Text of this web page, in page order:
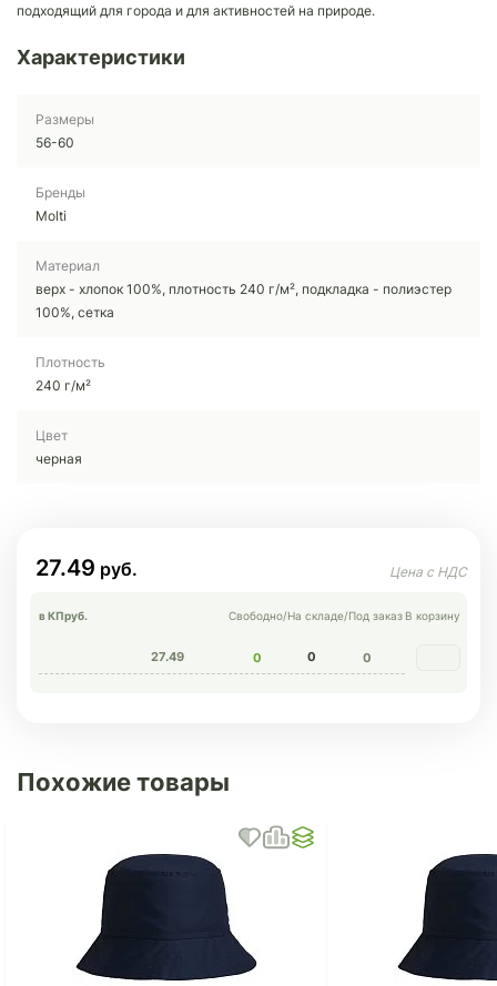
подходящий для города и для активностей на природе.
Характеристики
Размеры
56-60
Бренды
Molti
Материал
верх - хлопок 100%, плотность 240 г/м², подкладка - полиэстер
100%, сетка
Плотность
240 г/м²
Цвет
черная
27.49
в КПруб. Свободно/На складе/Под заказ В корзину
27.49 0 0 0
Похожие товары